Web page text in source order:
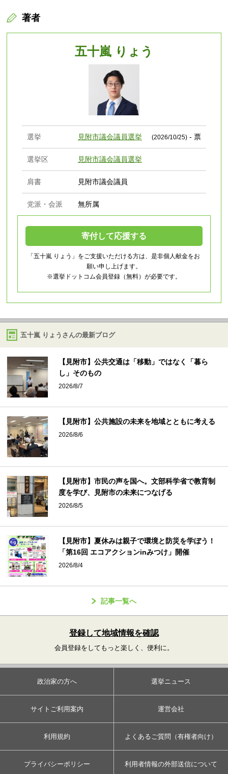
著者
五十嵐 りょう
選挙 見附市議会議員選挙 (2026/10/25)- 票
選挙区 見附市議会議員選挙
肩書 見附市議会議員
党派・会派 無所属
寄付して応援する
「五十嵐 りょう」をご支援いただける方は、是非個人献金をお
願い申し上げます。
※選挙ドットコム会員登録（無料）が必要です。
五十嵐 りょうさんの最新ブログ
【見附市】公共交通は「移動」ではなく「暮ら
し」そのもの
2026/8/7
【見附市】公共施設の未来を地域とともに考える
2026/8/6
【見附市】市民の声を国へ。文部科学省で教育制
度を学び、見附市の未来につなげる
2026/8/5
【見附市】夏休みは親子で環境と防災を学ぼう！
「第16回 エコアクションinみつけ」開催
2026/8/4
記事一覧へ
登録して地域情報を確認
会員登録をしてもっと楽しく、便利に。
政治家の方へ 選挙ニュース
サイトご利用案内 運営会社
利用規約 よくあるご質問（有権者向け）
プライバシーポリシー 利用者情報の外部送信について